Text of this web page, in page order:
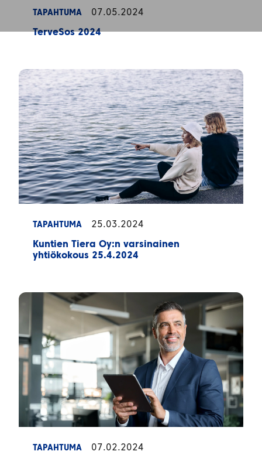
TAPAHTUMA 07.05.2024
TerveSos 2024
TAPAHTUMA 25.03.2024
Kuntien Tiera Oy:n varsinainen
yhtiökokous 25.4.2024
TAPAHTUMA 07.02.2024